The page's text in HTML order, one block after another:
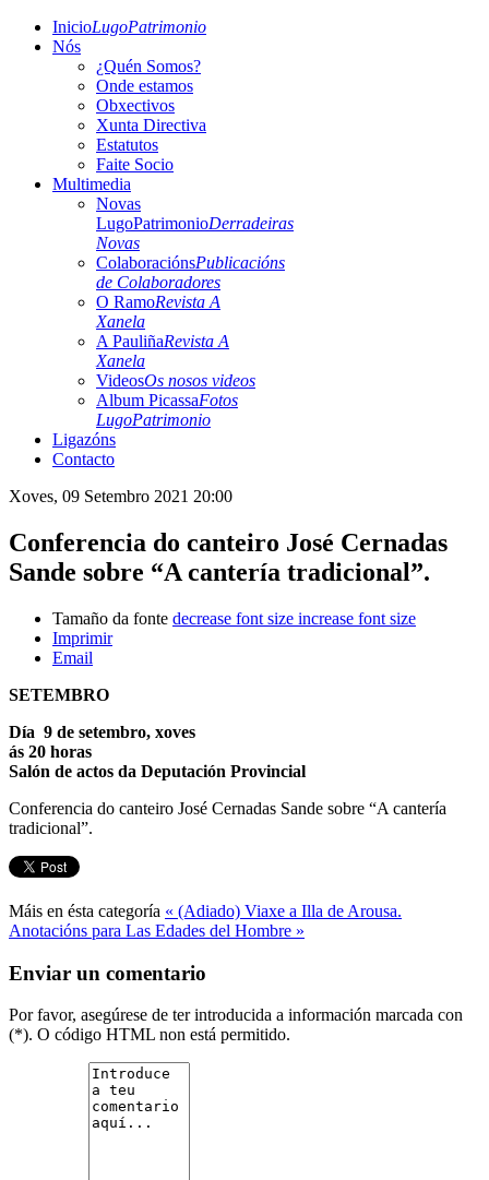
InicioLugoPatrimonio
Nós
¿Quén Somos?
Onde estamos
Obxectivos
Xunta Directiva
Estatutos
Faite Socio
Multimedia
Novas
LugoPatrimonioDerradeiras
Novas
ColaboraciónsPublicacións
de Colaboradores
O RamoRevista A
Xanela
A PauliñaRevista A
Xanela
VideosOs nosos videos
Album PicassaFotos
LugoPatrimonio
Ligazóns
Contacto
Xoves, 09 Setembro 2021 20:00
Conferencia do canteiro José Cernadas
Sande sobre “A cantería tradicional”.
Tamaño da fonte decrease font size increase font size
Imprimir
Email
SETEMBRO
Día 9 de setembro, xoves
ás 20 horas
Salón de actos da Deputación Provincial
Conferencia do canteiro José Cernadas Sande sobre “A cantería
tradicional”.
Máis en ésta categoría « (Adiado) Viaxe a Illa de Arousa.
Anotacións para Las Edades del Hombre »
Enviar un comentario
Por favor, asegúrese de ter introducida a información marcada con
(*). O código HTML non está permitido.